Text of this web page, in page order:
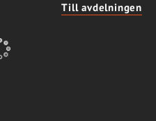
Till avdelningen